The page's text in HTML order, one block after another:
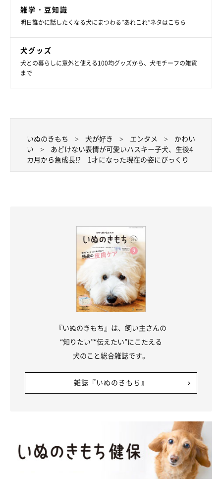
生後6カ月頃のるいくん。見た目は立派なシベリアン・ハスキーに！
日々過ごすなかでさまざまな成長を見せている、るいくん。お迎
え当時から賢い一面もあるようで、飼い主さんはこんなエピソー
「トイレもすぐに覚えてくれて、トイレ事情ではほとんど悩むこ
ただ、最近ではかまってほしいときなどにわざとトイレを外した
雑学・豆知識
明日誰かに話したくなる犬にまつわる”あれこれ”ネタはこちら
犬グッズ
犬との暮らしに意外と使える100均グッズから、犬モチーフの雑貨
まで
いぬのきもち 犬が好き エンタメ
かわい
い
あどけない表情が可愛いハスキー子犬、生後4
カ月から急成長!? 1才になった現在の姿にびっくり
『いぬのきもち』は、飼い主さんの
“知りたい”“伝えたい”にこたえる
犬のこと総合雑誌です。
雑誌『いぬのきもち』